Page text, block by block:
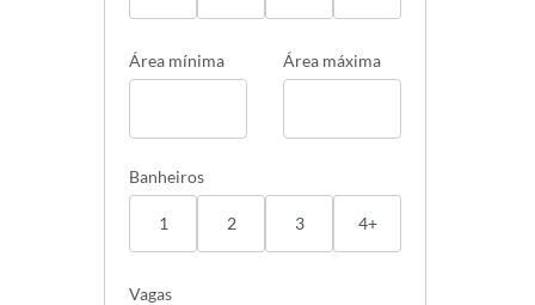
Área mínima Área máxima
Banheiros
1 2 3 4+
Vagas